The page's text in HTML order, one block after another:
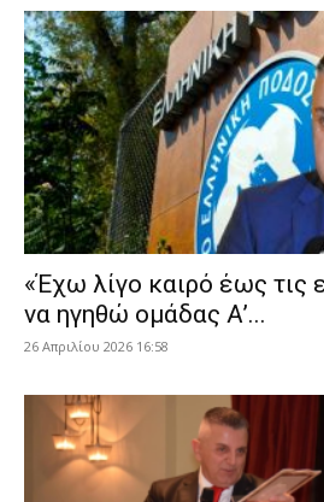
«Έχω λίγο καιρό έως τις
να ηγηθώ ομάδας Α’...
26 Απριλίου 2026 16:58